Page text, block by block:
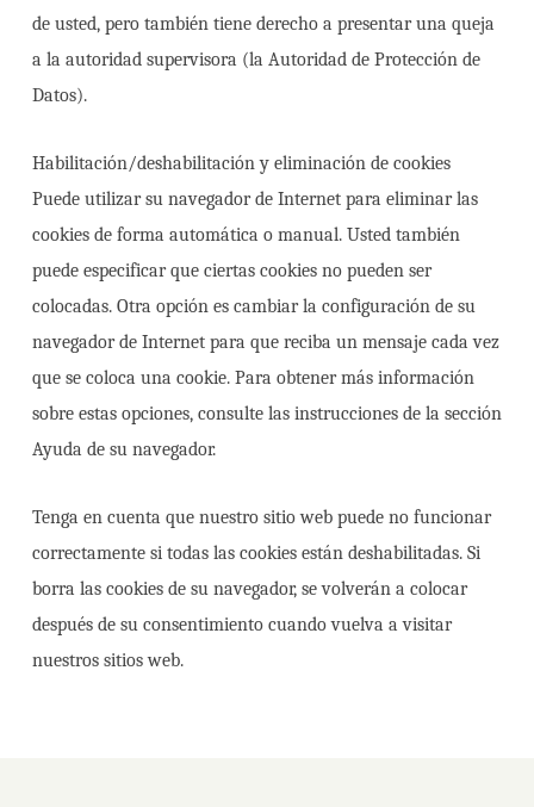
de usted, pero también tiene derecho a presentar una queja
a la autoridad supervisora (la Autoridad de Protección de
Datos).
Habilitación/deshabilitación y eliminación de cookies
Puede utilizar su navegador de Internet para eliminar las
cookies de forma automática o manual. Usted también
puede especificar que ciertas cookies no pueden ser
colocadas. Otra opción es cambiar la configuración de su
navegador de Internet para que reciba un mensaje cada vez
que se coloca una cookie. Para obtener más información
sobre estas opciones, consulte las instrucciones de la sección
Ayuda de su navegador.
Tenga en cuenta que nuestro sitio web puede no funcionar
correctamente si todas las cookies están deshabilitadas. Si
borra las cookies de su navegador, se volverán a colocar
después de su consentimiento cuando vuelva a visitar
nuestros sitios web.